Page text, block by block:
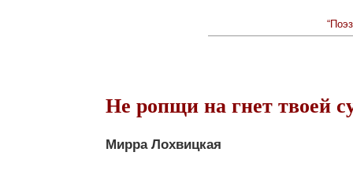
Не ропщи на гнет твоей
Мирра Лохвицкая